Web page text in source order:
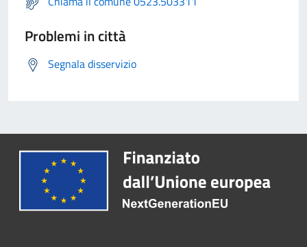
Problemi in città
Segnala disservizio